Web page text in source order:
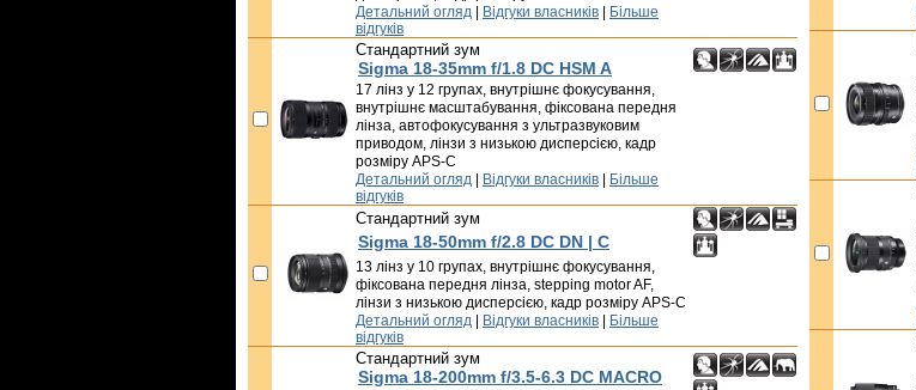
Детальний огляд Відгуки власників
Більше
відгуків
Стандартний зум
Sigma 18-35mm f/1.8 DC HSM A
17 лінз у 12 групах, внутрішнє фокусування,
внутрішнє масштабування, фіксована передня
лінза, автофокусування з ультразвуковим
приводом, лінзи з низькою дисперсією, кадр
розміру APS-C
Детальний огляд Відгуки власників
Більше
відгуків
Стандартний зум
Sigma 18-50mm f/2.8 DC DN | C
13 лінз у 10 групах, внутрішнє фокусування,
фіксована передня лінза, stepping motor AF,
лінзи з низькою дисперсією, кадр розміру APS-C
Детальний огляд Відгуки власників
Більше
відгуків
Стандартний зум
Sigma 18-200mm f/3.5-6.3 DC MACRO